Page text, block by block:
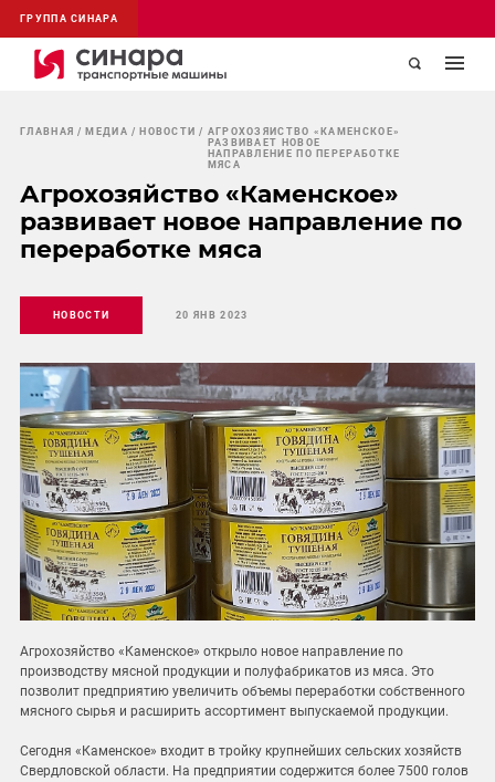
ГРУППА СИНАРА
ГЛАВНАЯ МЕДИА НОВОСТИ
АГРОХОЗЯЙСТВО «КАМЕНСКОЕ»
РАЗВИВАЕТ НОВОЕ
НАПРАВЛЕНИЕ ПО ПЕРЕРАБОТКЕ
МЯСА
Агрохозяйство «Каменское»
развивает новое направление по
переработке мяса
НОВОСТИ 20 ЯНВ 2023
Агрохозяйство «Каменское» открыло новое направление по
производству мясной продукции и полуфабрикатов из мяса. Это
позволит предприятию увеличить объемы переработки собственного
мясного сырья и расширить ассортимент выпускаемой продукции.
Сегодня «Каменское» входит в тройку крупнейших сельских хозяйств
Свердловской области. На предприятии содержится более 7500 голов